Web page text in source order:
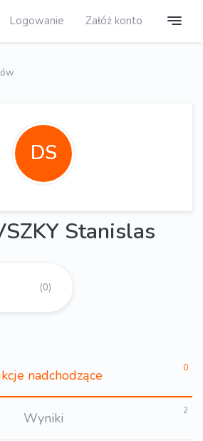
Logowanie Załóż konto
DS
Stanislas
(0)
nadchodzące 0
Wyniki 2